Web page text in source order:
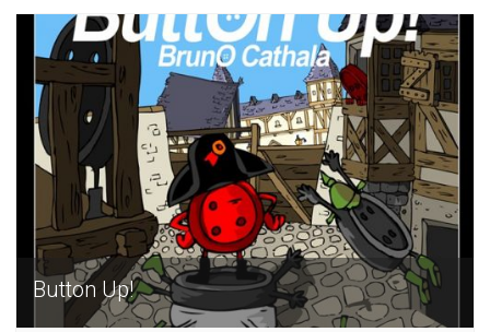
Button Up!